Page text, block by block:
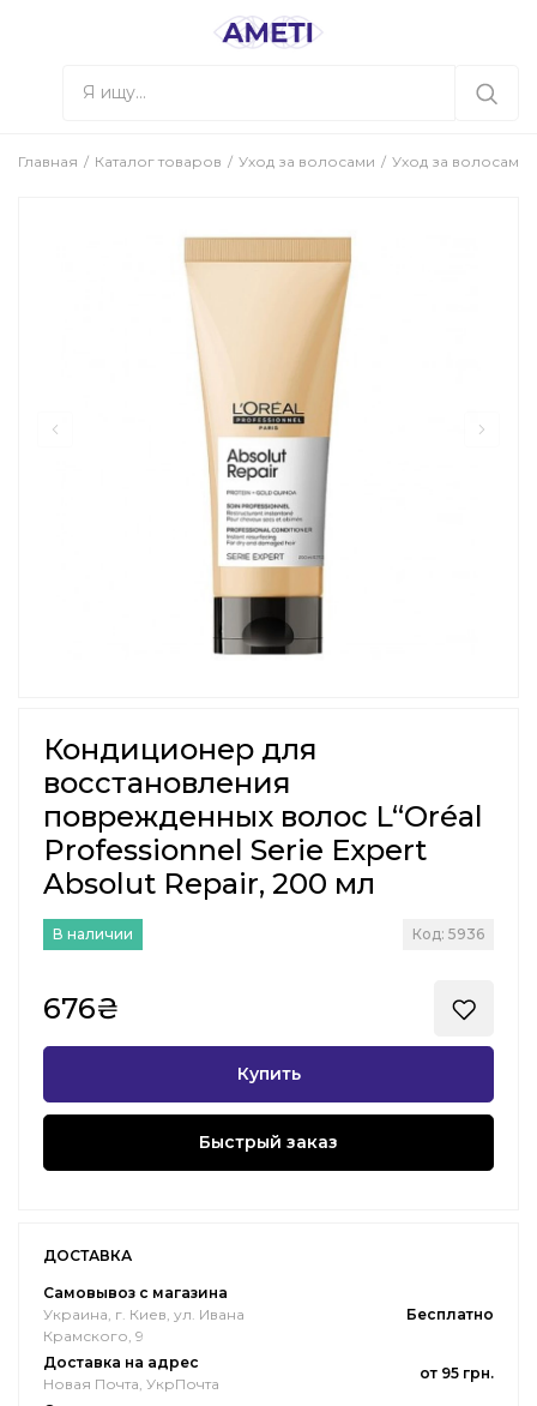
Главная Каталог товаров Уход за волосами Уход за волосами
Кондиционер для
восстановления
поврежденных волос L“Oréal
Professionnel Serie Expert
Absolut Repair, 200 мл
В наличии Код: 5936
676₴
Купить
Быстрый заказ
ДОСТАВКА
Самовывоз с магазина
Украина, г. Киев, ул. Ивана
Крамского, 9
Бесплатно
Доставка на адрес
Новая Почта, УкрПочта
от 95 грн.